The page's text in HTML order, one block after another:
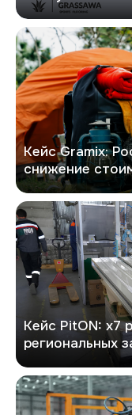
GRAMIX
Кейс Gramix:
снижение
PitON
Кейс PitON: х7
региональных
Лубри Тех